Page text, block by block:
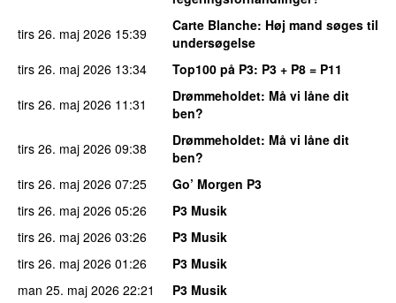
tirs 26. maj 2026 15:39 Carte Blanche: Høj mand søges til
undersøgelse
tirs 26. maj 2026 13:34 Top100 på P3: P3 + P8 = P11
tirs 26. maj 2026 11:31 Drømmeholdet: Må vi låne dit
ben?
tirs 26. maj 2026 09:38 Drømmeholdet: Må vi låne dit
ben?
tirs 26. maj 2026 07:25
Go’ Morgen P3
tirs 26. maj 2026 05:26
P3 Musik
tirs 26. maj 2026 03:26
P3 Musik
tirs 26. maj 2026 01:26
P3 Musik
man 25. maj 2026 22:21
P3 Musik